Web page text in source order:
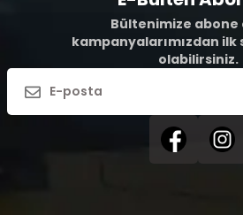
Bültenimize abone
kampanyalarımızdan ilk
olabilirsiniz.